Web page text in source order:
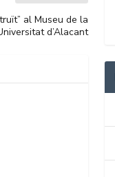
al Museu de la
d’Alacant